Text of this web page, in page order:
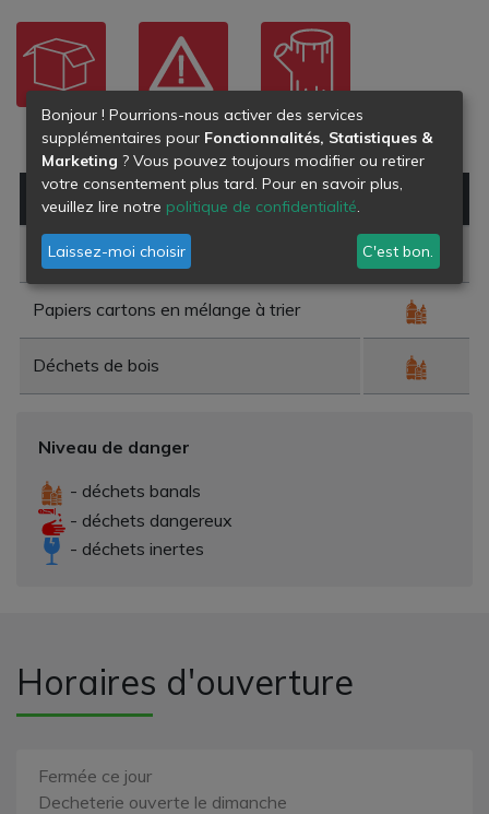
Type de déchet
Déchets amiantés
Papiers cartons en mélange à trier
Déchets de bois
Niveau de danger
- déchets banals
- déchets dangereux
- déchets inertes
CARTONS
DÉCHETS
DANGEREUX
BOIS
Horaires d'ouverture
Fermée ce jour
Decheterie ouverte le dimanche
Bonjour ! Pourrions-nous activer des services
supplémentaires pour Fonctionnalités, Statistiques &
Marketing ? Vous pouvez toujours modifier ou retirer
votre consentement plus tard. Pour en savoir plus,
veuillez lire notre politique de confidentialité.
Laissez-moi choisir C'est bon.